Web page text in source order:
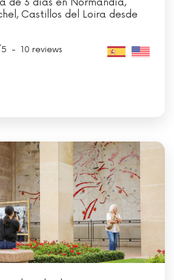
de 3 días en Normandía,
Castillos del Loira desde
5 - 10 reviews